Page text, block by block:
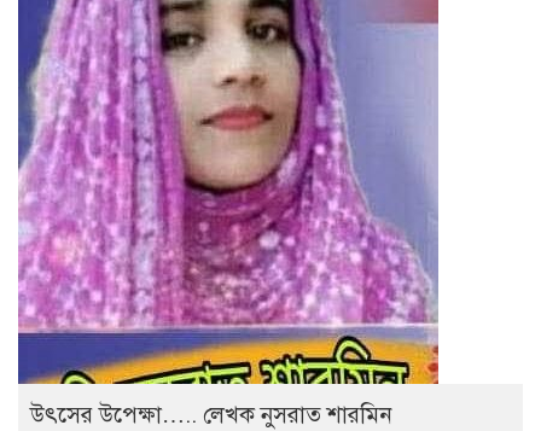
উৎসের উপেক্ষা….. লেখক নুসরাত শারমিন